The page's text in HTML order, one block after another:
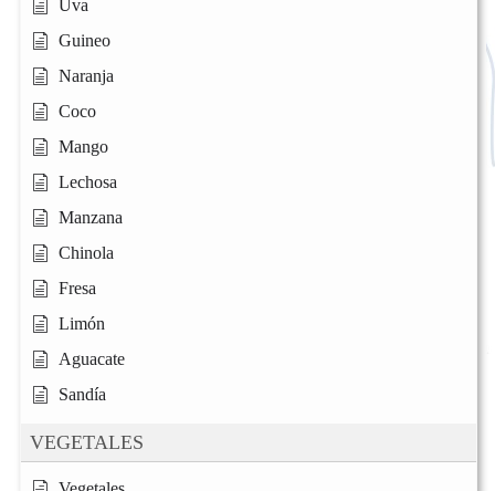
Uva
Guineo
Naranja
Coco
Mango
Lechosa
Manzana
Chinola
Fresa
Limón
Aguacate
Sandía
VEGETALES